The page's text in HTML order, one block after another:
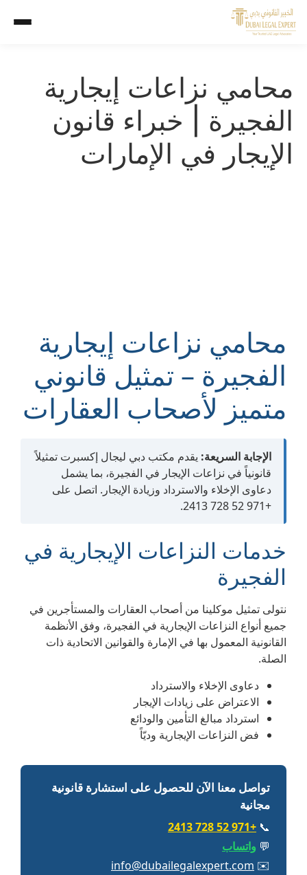
محامي نزاعات إيجارية
الفجيرة | خبراء قانون
الإيجار في الإمارات
محامي نزاعات إيجارية
الفجيرة – تمثيل قانوني
متميز لأصحاب العقارات
الإجابة السريعة: يقدم مكتب دبي ليجال إكسبرت تمثيلاً
قانونياً في نزاعات الإيجار في الفجيرة، بما يشمل
دعاوى الإخلاء والاسترداد وزيادة الإيجار. اتصل على
+971 52 728 2413.
خدمات النزاعات الإيجارية في
الفجيرة
نتولى تمثيل موكلينا من أصحاب العقارات والمستأجرين في
جميع أنواع النزاعات الإيجارية في الفجيرة، وفق الأنظمة
القانونية المعمول بها في الإمارة والقوانين الاتحادية ذات
الصلة.
دعاوى الإخلاء والاسترداد
الاعتراض على زيادات الإيجار
استرداد مبالغ التأمين والودائع
فض النزاعات الإيجارية وديّاً
تواصل معنا الآن للحصول على استشارة قانونية
مجانية
📞
+971 52 728 2413
💬 واتساب
✉️
info@dubailegalexpert.com